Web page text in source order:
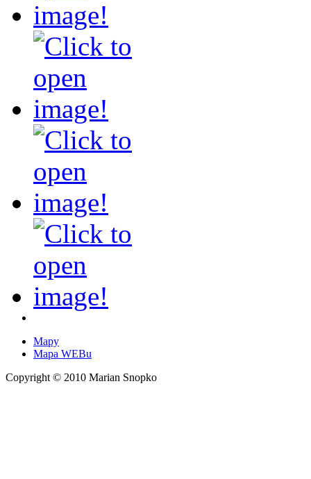
Mapy
Mapa WEBu
Copyright © 2010 Marian Snopko